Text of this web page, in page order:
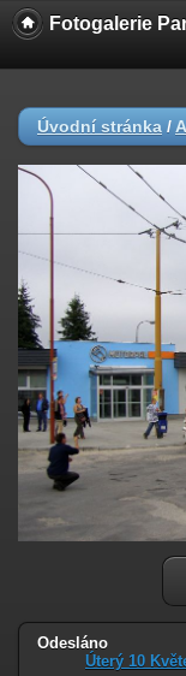
Fotogalerie
Úvodní stránka /
Odesláno
Úterý 10